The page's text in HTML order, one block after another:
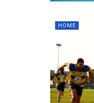
HOME